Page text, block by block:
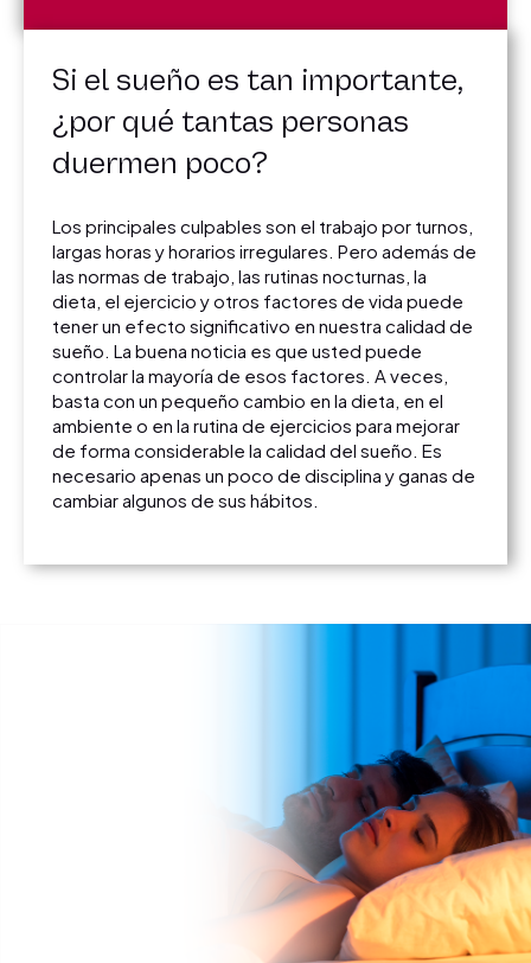
Si el sueño es tan importante,
¿por qué tantas personas
duermen poco?
Los principales culpables son el trabajo por turnos,
largas horas y horarios irregulares. Pero además de
las normas de trabajo, las rutinas nocturnas, la
dieta, el ejercicio y otros factores de vida puede
tener un efecto significativo en nuestra calidad de
sueño. La buena noticia es que usted puede
controlar la mayoría de esos factores. A veces,
basta con un pequeño cambio en la dieta, en el
ambiente o en la rutina de ejercicios para mejorar
de forma considerable la calidad del sueño. Es
necesario apenas un poco de disciplina y ganas de
cambiar algunos de sus hábitos.